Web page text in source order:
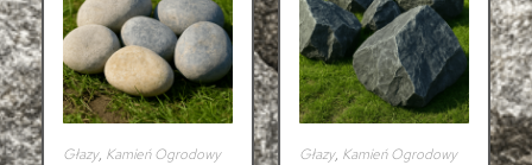
Głazy, Kamień Ogrodowy Głazy, Kamień Ogrodowy